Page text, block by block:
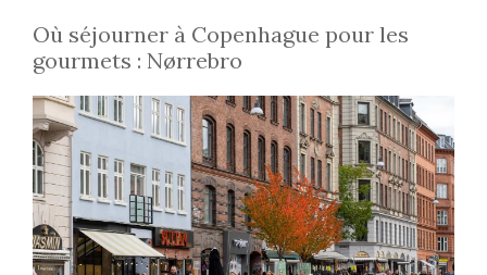
Où séjourner à Copenhague pour les
gourmets : Nørrebro